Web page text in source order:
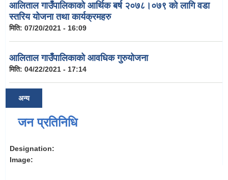
आलिताल गाउँपालिकाको आर्थिक बर्ष २०७८।०७९ को लागि वडा
स्तरिय योजना तथा कार्यक्रमहरु
मिति: 07/20/2021 - 16:09
आलिताल गाउँपालिकाको आवधिक गुरुयोजना
मिति: 04/22/2021 - 17:14
अन्य
जन प्रतिनिधि
Designation:
Image: